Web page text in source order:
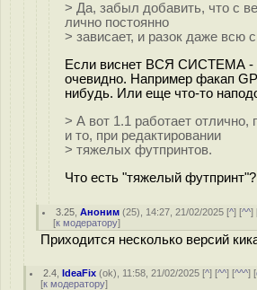
> Да, забыл добавить, что с
лично постоянно
> зависает, и разок даже всю
Если виснет ВСЯ СИСТЕМА
очевидно. Например факап
нибудь. Или еще что-то
> А вот 1.1 работает отлично,
и то, при редактировании
> тяжелых футпринтов.
Что есть "тяжелый футпринт"?
3.25 ,Аноним (25), 14:27, 21/02/2025 [^] [^^]
[к модератору]
Приходится несколько версий
2.4 ,IdeaFix (ok), 11:58, 21/02/2025 [^] [^^] [^^^] [
[к модератору]